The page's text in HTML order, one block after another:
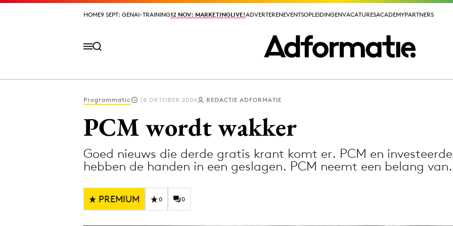
HOME9 SEPT: GENAI-TRAINING12 NOV: MARKETINGLIVE!ADVERTERENEVENTSOPLEIDINGENVACATURESACADEMYPARTNERS
HOME9 SEPT: GENAI-TRAINING12 NOV: MARKETINGLIVE!ADVERTERENEVENTSOPLEIDINGENVACATURESACADEMYPARTNERS
Digital transformation
Diversiteit
Programmatic 18 OKTOBER 2006 REDACTIE ADFORMATIE
PCM wordt wakker
Goed nieuws die derde gratis krant komt er. PCM en
hebben de handen in een geslagen. PCM neemt een belang
PREMIUM 0 0